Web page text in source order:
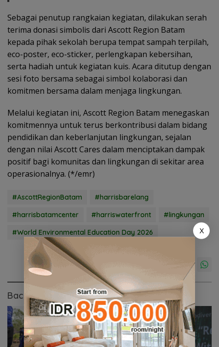
Sebagai penutup rangkaian kegiatan, dilakukan serah
terima donasi simbolis dari Ascott Region Batam
kepada pihak sekolah berupa tempat sampah terpilah,
eco-poster, eco-sticker, perlengkapan kebersihan,
serta hadiah untuk kegiatan kuis. Acara ditutup dengan
sesi foto bersama sebagai simbol kolaborasi dan
komitmen bersama dalam menjaga lingkungan.
Melalui kegiatan ini, Ascott Region Batam menegaskan
komitmennya untuk terus berkontribusi dalam bidang
pendidikan dan keberlanjutan lingkungan, sejalan
dengan nilai Ascott Cares dalam menciptakan dampak
positif bagi komunitas dan lingkungan di sekitar area
operasionalnya. (*/emr)
#AscottRegionBatam
#harrisbarelang
#harrisbatamcenter
#harriswaterfront
#lingkungan
#World Environmental Education Day 2026
Baca Juga
X